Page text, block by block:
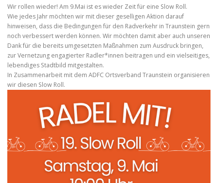
Wir rollen wieder! Am 9.Mai ist es wieder Zeit für eine Slow Roll.
Wie jedes Jahr möchten wir mit dieser geselligen Aktion darauf
hinweisen, dass die Bedingungen für den Radverkehr in Traunstein gern
noch verbessert werden können. Wir möchten damit aber auch unseren
Dank für die bereits umgesetzten Maßnahmen zum Ausdruck bringen,
zur Vernetzung engagierter Radler*innen beitragen und ein vielseitiges,
lebendiges Stadtbild mitgestalten.
In Zusammenarbeit mit dem ADFC Ortsverband Traunstein organisieren
wir diesen Slow Roll.